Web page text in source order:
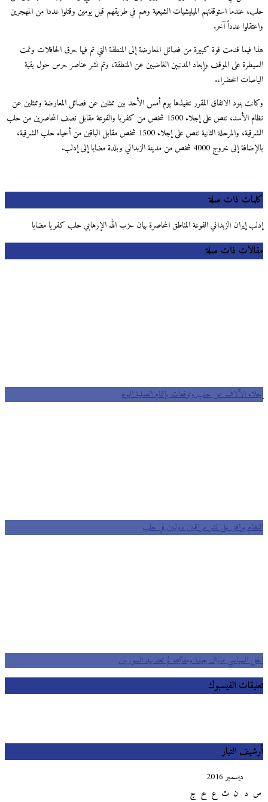
حلب، عندما استوقفتهم الميليشيات الشيعية وهم في طريقهم قبل يومين وقتلوا عددا من المهجرين
واعتقلوا عدداً آخر.
هذا فيما قدمت قوة كبيرة من فصائل المعارضة إلى المنطقة التي تم فيها حرق الحافلات وتمت
السيطرة على الموقف وإبعاد المدنيين الغاضبين عن المنطقة، وتم نشر عناصر حرس حول بقية
الباصات الخضراء.
وكانت بنود الاتفاق المقرر تنفيذها يوم أمس الأحد بين ممثلين عن فصائل المعارضة وممثلين عن
نظام الأسد، تنص على إجلاء 1500 شخص من كفريا والفوعة مقابل نصف المحاصرين من حلب
الشرقية، والمرحلة الثانية تنص على إجلاء 1500 شخص مقابل الباقين من أحياء حلب الشرقية،
بالإضافة إلى خروج 4000 شخص من مدينة الزبداني وبلدة مضايا إلى إدلب.
كلمات ذات صلة
إدلب إيران الزبداني الفوعة المناطق المحاصرة بيان حزب الله الإرهابي حلب كفريا مضايا
مقالات ذات صلة
إجلاء الآلاف عن حلب وتوقعات بإتمام العملية اليوم
النظام يوافق على نشر مراقبين دوليين في حلب
الحل السياسي مازال بعيدا ومفاتيحه لم تعد بيد السوريين
تعليقات الفيسبوك
أرشيف التيار
ديسمبر 2016
س
ث خ ج